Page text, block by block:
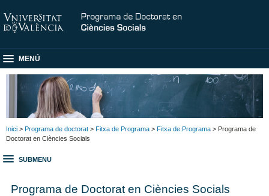
MENÚ
Inici > Programa de doctorat > Fitxa de Programa > Fitxa de Programa > Programa de
Doctorat en Ciències Socials
SUBMENU
Programa de Doctorat en Ciències Socials